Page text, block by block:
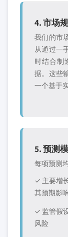
4. 市场
我们的市
从通过一
时结合制
据。这些
一个基于
5. 预测
每项预测
✓ 主要增
其预期影
✓ 监管假
风险